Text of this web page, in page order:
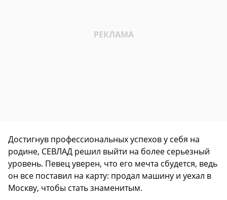
Достигнув профессиональных успехов у себя на
родине, СЕВЛАД решил выйти на более серьезный
уровень. Певец уверен, что его мечта сбудется, ведь
он все поставил на карту: продал машину и уехал в
Москву, чтобы стать знаменитым.